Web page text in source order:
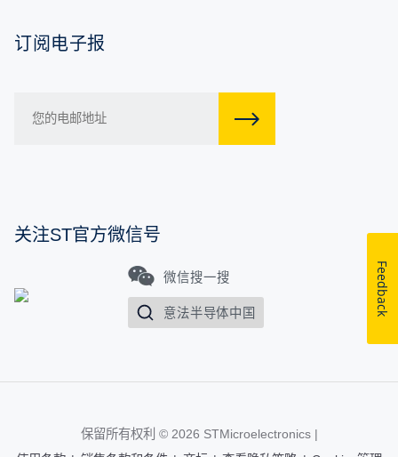
订阅电子报
关注ST官方微信号
微信搜一搜
意法半导体中国
保留所有权利 © 2026 STMicroelectronics |
Feedback